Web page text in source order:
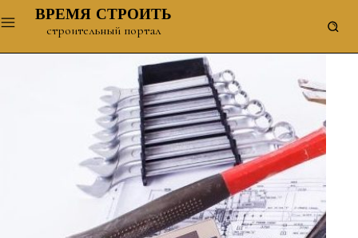
ВРЕМЯ СТРОИТЬ
строительный портал